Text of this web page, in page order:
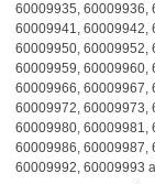
60009935, 60009936,
60009941, 60009942,
60009950, 60009952,
60009959, 60009960,
60009966, 60009967,
60009972, 60009973,
60009980, 60009981,
60009986, 60009987,
60009992, 60009993